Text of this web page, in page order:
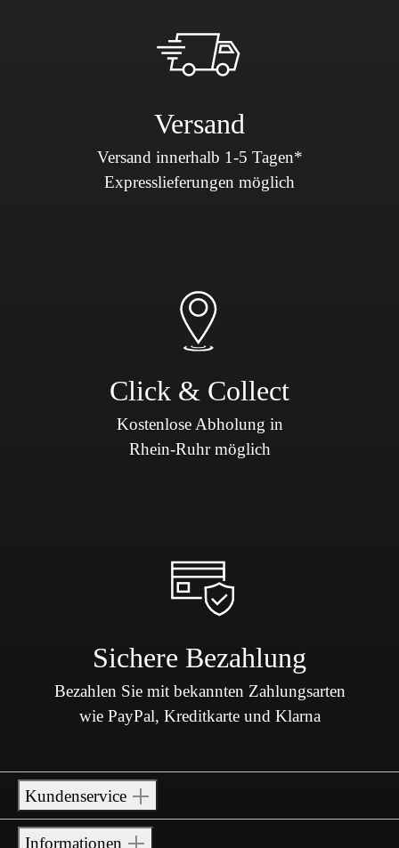
Versand
Versand innerhalb 1-5 Tagen*
Expresslieferungen möglich
Click & Collect
Kostenlose Abholung in
Rhein-Ruhr möglich
Sichere Bezahlung
Bezahlen Sie mit bekannten Zahlungsarten
wie PayPal, Kreditkarte und Klarna
Kundenservice
Informationen